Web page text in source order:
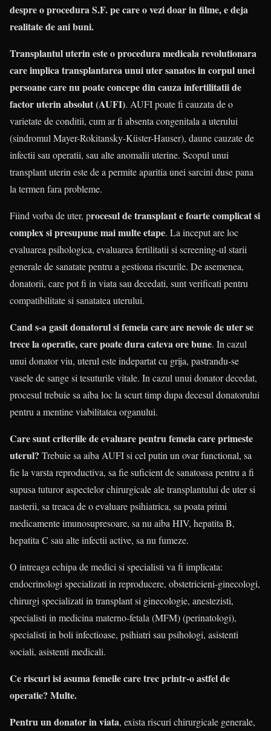
despre o procedura S.F. pe care o vezi doar in filme, e deja
realitate de ani buni.
Transplantul uterin este o procedura medicala revolutionara
care implica transplantarea unui uter sanatos in corpul unei
persoane care nu poate concepe din cauza infertilitatii de
factor uterin absolut (AUFI). AUFI poate fi cauzata de o
varietate de conditii, cum ar fi absenta congenitala a uterului
(sindromul Mayer-Rokitansky-Küster-Hauser), daune cauzate de
infectii sau operatii, sau alte anomalii uterine. Scopul unui
transplant uterin este de a permite aparitia unei sarcini duse pana
la termen fara probleme.
Fiind vorba de uter, procesul de transplant e foarte complicat si
complex si presupune mai multe etape. La inceput are loc
evaluarea psihologica, evaluarea fertilitatii si screening-ul starii
generale de sanatate pentru a gestiona riscurile. De asemenea,
donatorii, care pot fi in viata sau decedati, sunt verificati pentru
compatibilitate si sanatatea uterului.
Cand s-a gasit donatorul si femeia care are nevoie de uter se
trece la operatie, care poate dura cateva ore bune. In cazul
unui donator viu, uterul este indepartat cu grija, pastrandu-se
vasele de sange si tesuturile vitale. In cazul unui donator decedat,
procesul trebuie sa aiba loc la scurt timp dupa decesul donatorului
pentru a mentine viabilitatea organului.
Care sunt criteriile de evaluare pentru femeia care primeste
uterul? Trebuie sa aiba AUFI si cel putin un ovar functional, sa
fie la varsta reproductiva, sa fie suficient de sanatoasa pentru a fi
supusa tuturor aspectelor chirurgicale ale transplantului de uter si
nasterii, sa treaca de o evaluare psihiatrica, sa poata primi
medicamente imunosupresoare, sa nu aiba HIV, hepatita B,
hepatita C sau alte infectii active, sa nu fumeze.
O intreaga echipa de medici si specialisti va fi implicata:
endocrinologi specializati in reproducere, obstetricieni-ginecologi,
chirurgi specializati in transplant si ginecologie, anestezisti,
specialisti in medicina materno-fetala (MFM) (perinatologi),
specialisti in boli infectioase, psihiatri sau psihologi, asistenti
sociali, asistenti medicali.
Ce riscuri isi asuma femeile care trec printr-o astfel de
operatie? Multe.
Pentru un donator in viata, exista riscuri chirurgicale generale,